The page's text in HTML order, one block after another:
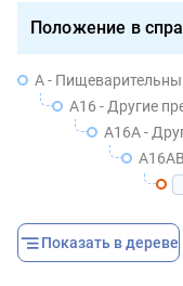
Положение в
A -
A16 - Другие препараты для
A16A - Другие
Показать в дереве